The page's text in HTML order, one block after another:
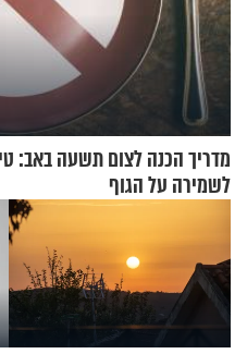
מדריך הכנה לצום תשעה באב:
לשמירה על הגוף